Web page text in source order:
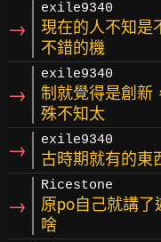
→
exile9340
現在的人不知是
不錯的機
→
exile9340
制就覺得是創新
殊不知太
→ exile9340
古時期就有的東
→
Ricestone
原po自己就講了
啥